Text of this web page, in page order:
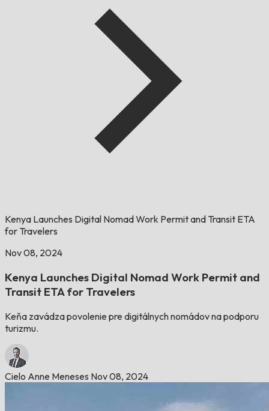
Kenya Launches Digital Nomad Work Permit and Transit ETA
for Travelers
Nov 08, 2024
Kenya Launches Digital Nomad Work Permit and
Transit ETA for Travelers
Keňa zavádza povolenie pre digitálnych nomádov na podporu
turizmu.
Cielo Anne Meneses Nov 08, 2024